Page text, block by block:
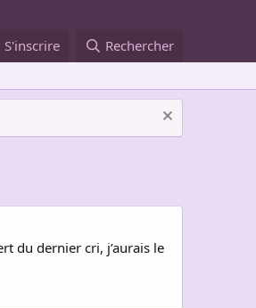
S'inscrire Rechercher
du dernier cri, j’aurais le